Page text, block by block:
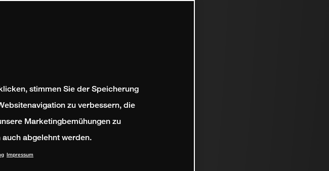
stimmen Sie der Speicherung
zu verbessern, die
Marketingbemühungen zu
abgelehnt werden.
Impressum